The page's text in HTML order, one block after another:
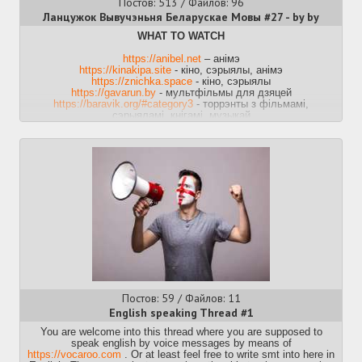
Ютуб - это хорошо, но я хочу смотреть сериалы, чтобы
погрузиться в языковую среду.
английском? А вот и нет! Получите франкофонных сериалов:
https://gist.github.com/anonymous/
Где я могу понабраться разговорной лексики и попрактиковать
свой французский?
Можно попробовать найти себе интерпала на
и читать французские "подслушано", можно даже сидеть на
французских имиджбордах. Вот ссылки:
https://gist.github.com/anonymous/
%D1%81%D0%B0%D0%B9%D1%82%D1%8B
Где найти франкоговорящего собеседника?
Анон нашел парижанку для ежедневных занятий на
conversationexchange за джва часа. Пока болтал, в личку
прилетели еще два предложения от французов в течение
суток. Если считаешь, что готов говорить, то это лучшее
место.
Как искать французские субтитры для фильмов и как
правильно их готовить?
Анон использует subliminal в связке с mpv, но на Линукс.
Пакет можно установить также на Windows. Если нужна
помощь, можем разобраться, или просто залью вам сабы к
нужному фильму (если они есть). Также советую обратить
внимание на ffsubsync, которые раскладывает сабы по
Ссылки
https://www.haodoo.net/— библиотека (художка в .epub)
(для словарных оболочек типа GoldenDict)
https://mega.nz/folder/PDIhTLLK#RR9Sqaf9NGAVHt-M2Yf4AQ
китайский учебник 尔雅中文 Erya Chinese
https://disk.yandex.ru/d/wYY3kd2xFaFlzw?w=1 — тайваньский
учебник 當代中文課程 A course in contemporary Chinese
https://vk.com/wall-159313632_189— тайваньский учебник 實用
視聽華語 Practical Audio-Visual Chinese
https://files.catbox.moe/nlxy64.pdf
упрощённым из нескольких в один 簡繁互轉易錯字辨析手冊
https://en.wiktionary.org/wiki/Appendix:HSK_list_of_Mandarin_words
— список слов для экзамена HSK
— крупнейшая база данных по китайским
языкам
https://panatesu.github.io/glyph-origins/— блог об этимологии
иероглифов
— база старых текстов #1
— база старых текстов #2
кантонская клавиатура
https://www.youtube.com/c/GraceMandarinChinese
https://www.youtube.com/c/ChineseZeroToHero
https://www.youtube.com/playlist?
Ланцужок Вывучэньня Беларускае Мовы #27 - by by
WHAT TO WATCH
https://anibel.net– анімэ
https://kinakipa.site - кіно, сэрыялы, анімэ
https://znichka.space - кіно, сэрыялы
https://gavarun.by- мультфільмы для дзяцей
https://baravik.org/#category3 - торрэнты з фільмамі,
сэрыяламі, кнігамі, музыкай
STUDYING
Афіцыйны правапіс:https://pravilna.by
Damoŭ - беларускі Duolingo
https://damou.by
Белорусский язык. Для говорящих по-русски:
https://knihi.com/Alaksandr_Kryvicki/
russki.html
Fundamental Byelorussian:
https://knihi.com/Valancina_Paskievic/Fundamental_Byelorussian_-
_Bielaruskaja_mova_djvu.zip.html
ALTERNATIVE ORTHOGRAPHY
«Гавары са мной па-беларуску» (2003, Аляксандраў, Мыцык)
https://knihi.com/storage/padrucnik/
Постов: 59 / Файлов: 11
English speaking Thread #1
You are welcome into this thread where you are supposed to
speak english by voice messages by means of
https://vocaroo.com . Or at least feel free to write smt into here in